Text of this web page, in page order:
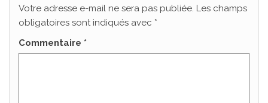
Votre adresse e-mail ne sera pas publiée. Les champs
obligatoires sont indiqués avec *
Commentaire *